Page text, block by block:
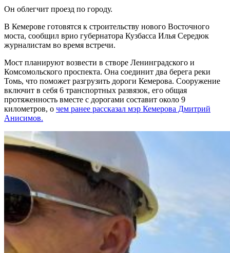
Он облегчит проезд по городу.
В Кемерове готовятся к строительству нового Восточного
моста, сообщил врио губернатора Кузбасса Илья Середюк
журналистам во время встречи.
Мост планируют возвести в створе Ленинградского и
Комсомольского проспекта. Она соединит два берега реки
Томь, что поможет разгрузить дороги Кемерова. Сооружение
включит в себя 6 транспортных развязок, его общая
протяженность вместе с дорогами составит около 9
километров, о чем ранее рассказал мэр Кемерова Дмитрий
Анисимов.